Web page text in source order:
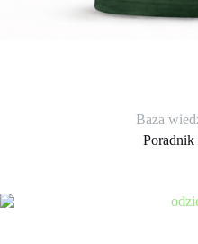
Baza
Poradnik